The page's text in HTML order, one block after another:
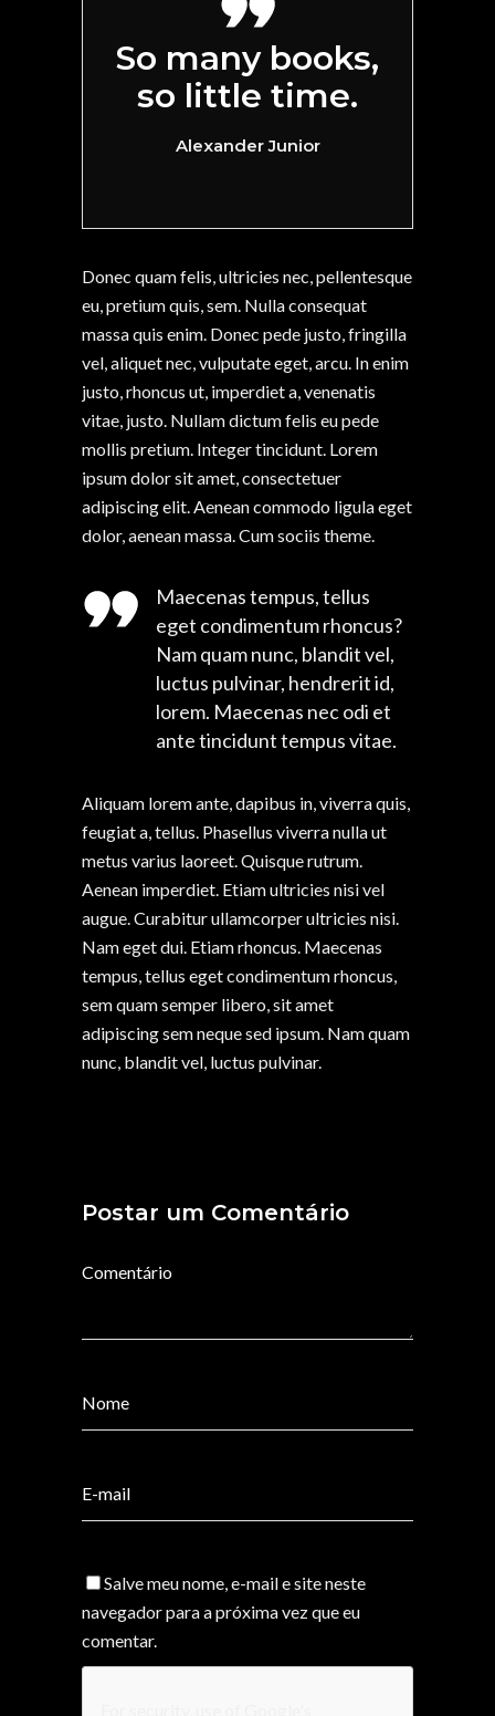
So many books,
so little time.
Alexander Junior
Donec quam felis, ultricies nec, pellentesque
eu, pretium quis, sem. Nulla consequat
massa quis enim. Donec pede justo, fringilla
vel, aliquet nec, vulputate eget, arcu. In enim
justo, rhoncus ut, imperdiet a, venenatis
vitae, justo. Nullam dictum felis eu pede
mollis pretium. Integer tincidunt. Lorem
ipsum dolor sit amet, consectetuer
adipiscing elit. Aenean commodo ligula eget
dolor, aenean massa. Cum sociis theme.
Maecenas tempus, tellus
eget condimentum rhoncus?
Nam quam nunc, blandit vel,
luctus pulvinar, hendrerit id,
lorem. Maecenas nec odi et
ante tincidunt tempus vitae.
Aliquam lorem ante, dapibus in, viverra quis,
feugiat a, tellus. Phasellus viverra nulla ut
metus varius laoreet. Quisque rutrum.
Aenean imperdiet. Etiam ultricies nisi vel
augue. Curabitur ullamcorper ultricies nisi.
Nam eget dui. Etiam rhoncus. Maecenas
tempus, tellus eget condimentum rhoncus,
sem quam semper libero, sit amet
adipiscing sem neque sed ipsum. Nam quam
nunc, blandit vel, luctus pulvinar.
Postar um Comentário
Salve meu nome, e-mail e site neste
navegador para a próxima vez que eu
comentar.